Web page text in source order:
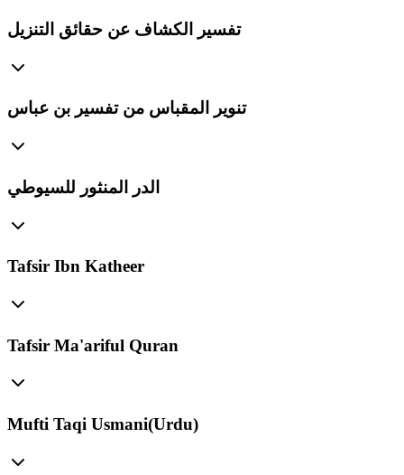
تفسير الكشاف عن حقائق التنزيل
تنوير المقباس من تفسير بن عباس
الدر المنثور للسيوطي
Tafsir Ibn Katheer
Tafsir Ma'ariful Quran
Mufti Taqi Usmani(Urdu)